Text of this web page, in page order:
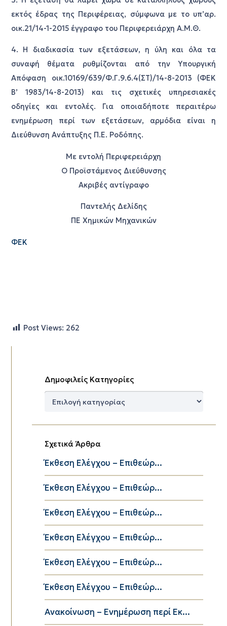
εκτός έδρας της Περιφέρειας, σύμφωνα με το υπ’αρ.
οικ.21/14-1-2015 έγγραφο του Περιφερειάρχη Α.Μ.Θ.
4. Η διαδικασία των εξετάσεων, η ύλη και όλα τα
συναφή θέματα ρυθμίζονται από την Υπουργική
Απόφαση οικ.10169/639/Φ.Γ.9.6.4(ΣΤ)/14-8-2013 (ΦΕΚ
Β’ 1983/14-8-2013) και τις σχετικές υπηρεσιακές
οδηγίες και εντολές. Για οποιαδήποτε περαιτέρω
ενημέρωση περί των εξετάσεων, αρμόδια είναι η
Διεύθυνση Ανάπτυξης Π.Ε. Ροδόπης.
Με εντολή Περιφερειάρχη
Ο Προϊστάμενος Διεύθυνσης
Ακριβές αντίγραφο
Παντελής Δελίδης
ΠΕ Χημικών Μηχανικών
ΦΕΚ
Post Views: 262
Δημοφιλείς Κατηγορίες
Δημοφιλείς
Σχετικά Άρθρα
Έκθεση Ελέγχου – Επιθεώρ...
Έκθεση Ελέγχου – Επιθεώρ...
Έκθεση Ελέγχου – Επιθεώρ...
Έκθεση Ελέγχου – Επιθεώρ...
Έκθεση Ελέγχου – Επιθεώρ...
Έκθεση Ελέγχου – Επιθεώρ...
Ανακοίνωση – Ενημέρωση περί Εκ...